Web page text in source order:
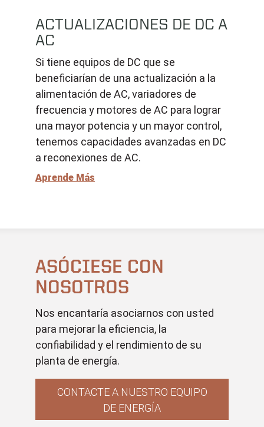
ACTUALIZACIONES DE DC A
AC
Si tiene equipos de DC que se
beneficiarían de una actualización a la
alimentación de AC, variadores de
frecuencia y motores de AC para lograr
una mayor potencia y un mayor control,
tenemos capacidades avanzadas en DC
a reconexiones de AC.
Aprende Más
ASÓCIESE CON
NOSOTROS
Nos encantaría asociarnos con usted
para mejorar la eficiencia, la
confiabilidad y el rendimiento de su
planta de energía.
CONTACTE A NUESTRO EQUIPO
DE ENERGÍA